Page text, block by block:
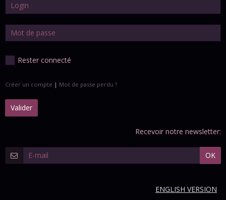
Rester connecté
Créer un compte | Mot de passe perdu ?
Valider
Recevoir notre newsletter:
OK
ENGLISH VERSION